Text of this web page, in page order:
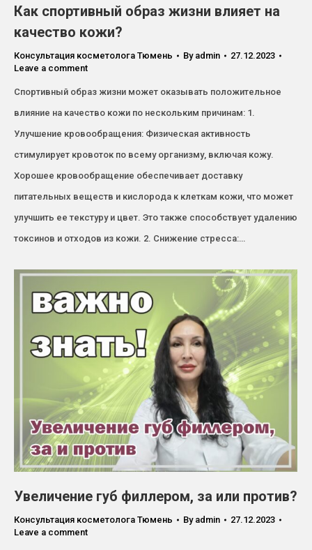
Как спортивный образ жизни влияет на
качество кожи?
Консультация косметолога Тюмень By admin
27.12.2023
Leave a comment
Спортивный образ жизни может оказывать положительное
влияние на качество кожи по нескольким причинам: 1.
Улучшение кровообращения: Физическая активность
стимулирует кровоток по всему организму, включая кожу.
Хорошее кровообращение обеспечивает доставку
питательных веществ и кислорода к клеткам кожи, что может
улучшить ее текстуру и цвет. Это также способствует удалению
токсинов и отходов из кожи. 2. Снижение стресса:…
Увеличение губ филлером, за или против?
Консультация косметолога Тюмень By admin
27.12.2023
Leave a comment